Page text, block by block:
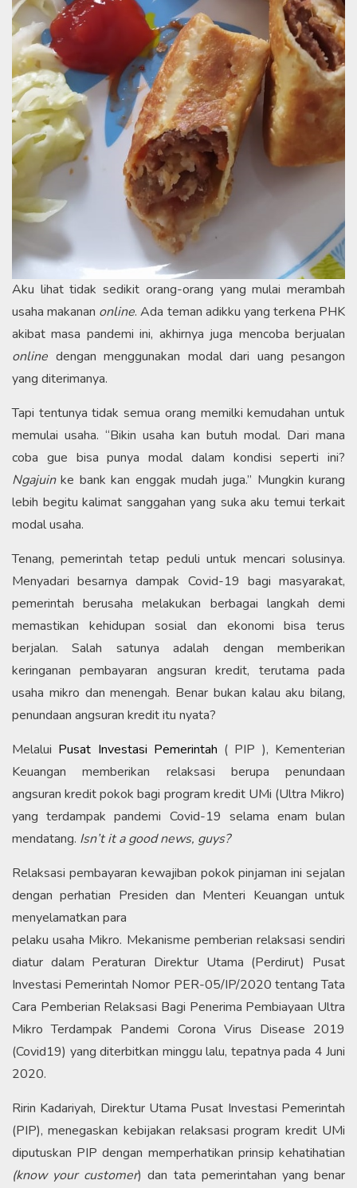
Aku lihat tidak sedikit orang-orang yang mulai merambah
usaha makanan online. Ada teman adikku yang terkena PHK
akibat masa pandemi ini, akhirnya juga mencoba berjualan
online dengan menggunakan modal dari uang pesangon
yang diterimanya.
Tapi tentunya tidak semua orang memilki kemudahan untuk
memulai usaha. “Bikin usaha kan butuh modal. Dari mana
coba gue bisa punya modal dalam kondisi seperti ini?
Ngajuinke bank kan enggak mudah juga.” Mungkin kurang
lebih begitu kalimat sanggahan yang suka aku temui terkait
modal usaha.
Tenang, pemerintah tetap peduli untuk mencari solusinya.
Menyadari besarnya dampak Covid-19 bagi masyarakat,
pemerintah berusaha melakukan berbagai langkah demi
memastikan kehidupan sosial dan ekonomi bisa terus
berjalan. Salah satunya adalah dengan memberikan
keringanan pembayaran angsuran kredit, terutama pada
usaha mikro dan menengah. Benar bukan kalau aku bilang,
penundaan angsuran kredit itu nyata?
Melalui Pusat Investasi Pemerintah ( PIP ), Kementerian
Keuangan memberikan relaksasi berupa penundaan
angsuran kredit pokok bagi program kredit UMi (Ultra Mikro)
yang terdampak pandemi Covid-19 selama enam bulan
mendatang. Isn’t it a good news, guys?
Relaksasi pembayaran kewajiban pokok pinjaman ini sejalan
dengan perhatian Presiden dan Menteri Keuangan untuk
menyelamatkan para
pelaku usaha Mikro. Mekanisme pemberian relaksasi sendiri
diatur dalam Peraturan Direktur Utama (Perdirut) Pusat
Investasi Pemerintah Nomor PER-05/IP/2020 tentang Tata
Cara Pemberian Relaksasi Bagi Penerima Pembiayaan Ultra
Mikro Terdampak Pandemi Corona Virus Disease 2019
(Covid19) yang diterbitkan minggu lalu, tepatnya pada 4 Juni
2020.
Ririn Kadariyah, Direktur Utama Pusat Investasi Pemerintah
(PIP), menegaskan kebijakan relaksasi program kredit UMi
diputuskan PIP dengan memperhatikan prinsip kehatihatian
(know your customer) dan tata pemerintahan yang benar